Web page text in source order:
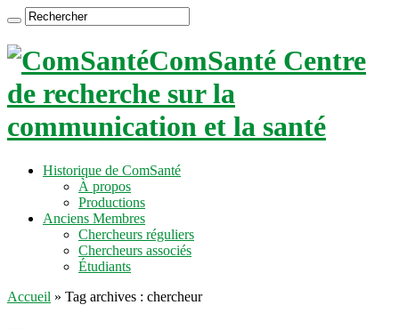
ComSanté Centre
de recherche sur la
communication et la santé
Historique de ComSanté
À propos
Productions
Anciens Membres
Chercheurs réguliers
Chercheurs associés
Étudiants
Accueil » Tag archives : chercheur